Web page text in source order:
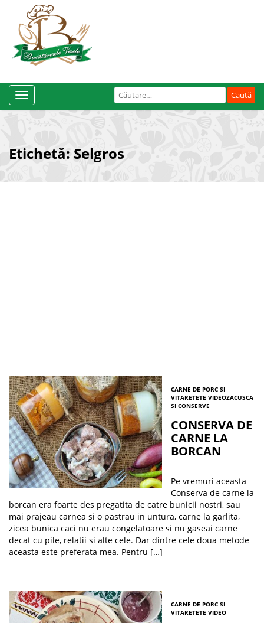
Caută
după:
Toggle
Navigation
Etichetă: Selgros
CARNE DE PORC SI
VITARETETE VIDEOZACUSCA
SI CONSERVE
CONSERVA DE
CARNE LA
BORCAN
Pe vremuri aceasta
Conserva de carne la
borcan era foarte des pregatita de catre bunicii nostri, sau
mai prajeau carnea si o pastrau in untura, carne la garlita,
zicea bunica caci nu erau congelatoare si nu gaseai carne
decat cu pile, relatii si alte cele. Dar dintre cele doua metode
aceasta este preferata mea. Pentru […]
CARNE DE PORC SI
VITARETETE VIDEO